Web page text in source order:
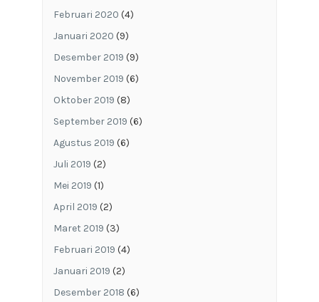
Februari 2020 (4)
Januari 2020 (9)
Desember 2019 (9)
November 2019 (6)
Oktober 2019 (8)
September 2019 (6)
Agustus 2019 (6)
Juli 2019 (2)
Mei 2019 (1)
April 2019 (2)
Maret 2019 (3)
Februari 2019 (4)
Januari 2019 (2)
Desember 2018 (6)